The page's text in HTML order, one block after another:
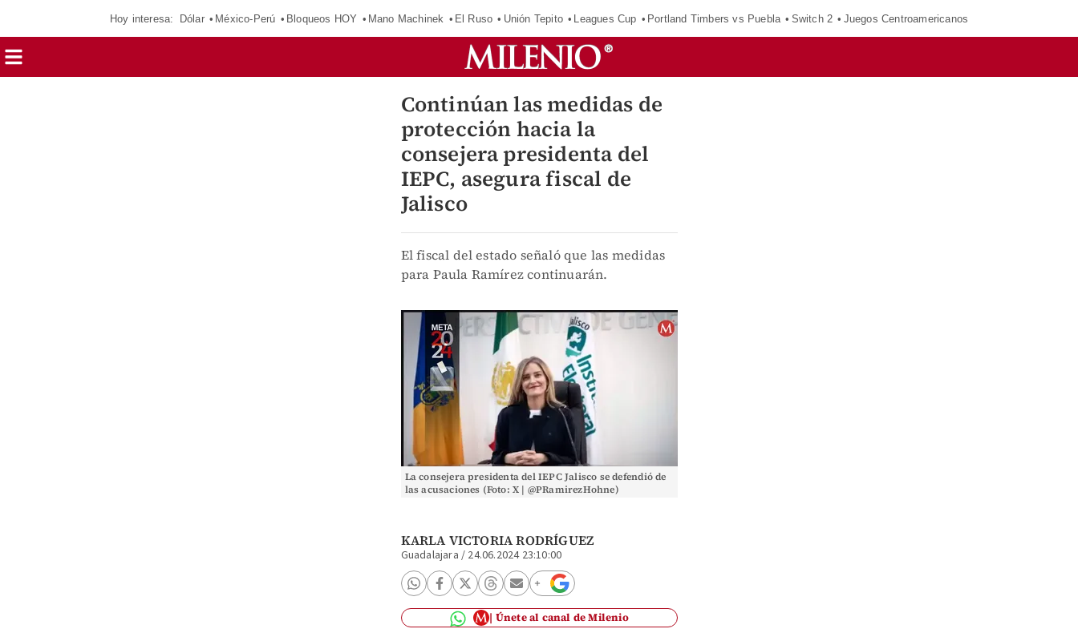
Hoy interesa: Dólar México-Perú Bloqueos HOY Mano Machinek El Ruso Unión Tepito Leagues Cup Portland Timbers vs Puebla Switch 2 Juegos Centroamericanos
Continúan las medidas de
protección hacia la
consejera presidenta del
IEPC, asegura fiscal de
Jalisco
El fiscal del estado señaló que las medidas
para Paula Ramírez continuarán.
La consejera presidenta del IEPC Jalisco se defendió de
las acusaciones (Foto: X | @PRamirezHohne)
KARLA VICTORIA RODRÍGUEZ
Guadalajara / 24.06.2024 23:10:00
Únete al canal de Milenio